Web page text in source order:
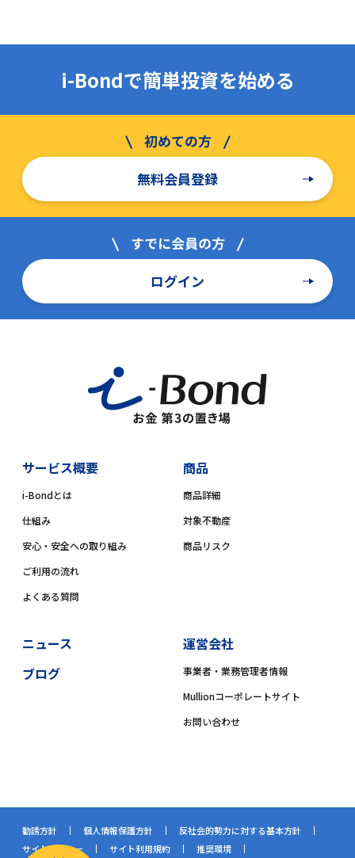
i-Bondで簡単投資を始める
無料会員登録
ログイン
サービス概要
i-Bondとは
仕組み
安心・安全への取り組み
ご利用の流れ
よくある質問
商品
商品詳細
対象不動産
商品リスク
ニュース
ブログ
運営会社
事業者・業務管理者情報
Mullionコーポレートサイト
お問い合わせ
勧誘方針 個人情報保護方針
反社会的勢力に対する基本方針
サイトポリシー
サイト利用規約 推奨環境